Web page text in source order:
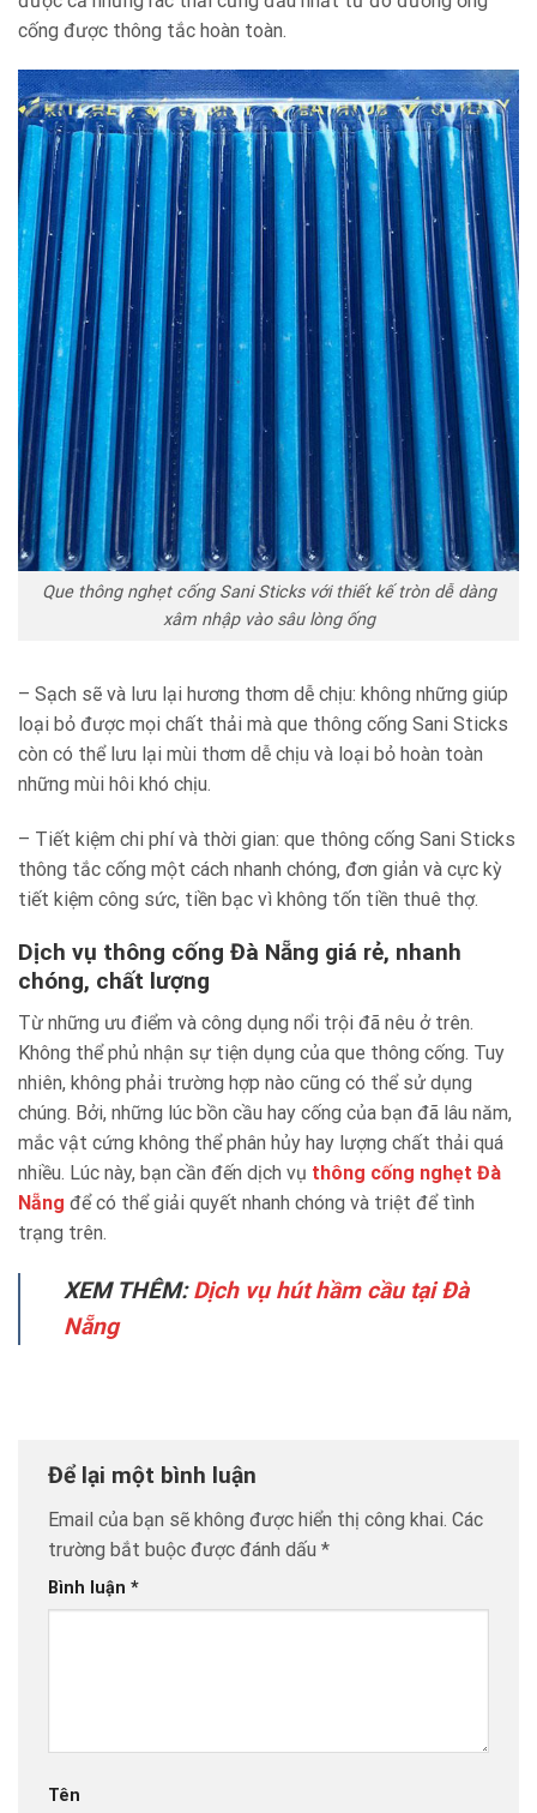
cống được thông tắc hoàn toàn.
Que thông nghẹt cống Sani Sticks với thiết kế tròn dễ dàng
xâm nhập vào sâu lòng ống
– Sạch sẽ và lưu lại hương thơm dễ chịu: không những giúp
loại bỏ được mọi chất thải mà que thông cống Sani Sticks
còn có thể lưu lại mùi thơm dễ chịu và loại bỏ hoàn toàn
những mùi hôi khó chịu.
– Tiết kiệm chi phí và thời gian: que thông cống Sani Sticks
thông tắc cống một cách nhanh chóng, đơn giản và cực kỳ
tiết kiệm công sức, tiền bạc vì không tốn tiền thuê thợ.
Dịch vụ thông cống Đà Nẵng giá rẻ, nhanh
chóng, chất lượng
Từ những ưu điểm và công dụng nổi trội đã nêu ở trên.
Không thể phủ nhận sự tiện dụng của que thông cống. Tuy
nhiên, không phải trường hợp nào cũng có thể sử dụng
chúng. Bởi, những lúc bồn cầu hay cống của bạn đã lâu năm,
mắc vật cứng không thể phân hủy hay lượng chất thải quá
nhiều. Lúc này, bạn cần đến dịch vụ thông cống nghẹt Đà
Nẵng để có thể giải quyết nhanh chóng và triệt để tình
trạng trên.
XEM THÊM:Dịch vụ hút hầm cầu tại Đà
Nẵng
Để lại một bình luận
Email của bạn sẽ không được hiển thị công khai. Các
trường bắt buộc được đánh dấu *
Bình luận *
Tên